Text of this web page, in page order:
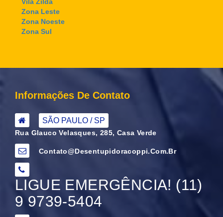
Zona Leste
Zona Noeste
Zona Sul
Informações De Contato
SÃO PAULO / SP
Rua Glauco Velasques, 285, Casa Verde
Contato@desentupidoracoppi.com.br
LIGUE EMERGÊNCIA! (11)
9 9739-5404